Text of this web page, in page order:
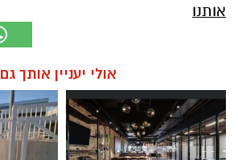
אותנו
אולי יעניין אותך גם